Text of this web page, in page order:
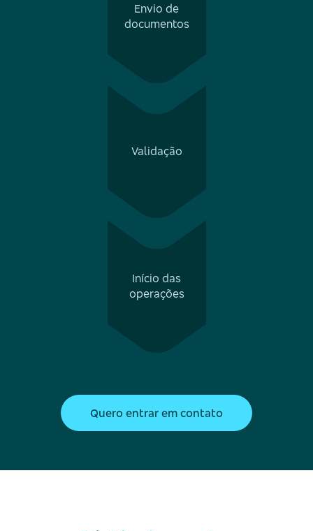
Envio de
documentos
Validação
Início das
operações
Quero entrar em contato